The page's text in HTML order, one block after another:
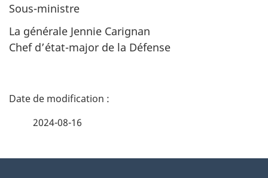
Sous-ministre
La générale Jennie Carignan
Chef d’état-major de la Défense
D
2024-08-16